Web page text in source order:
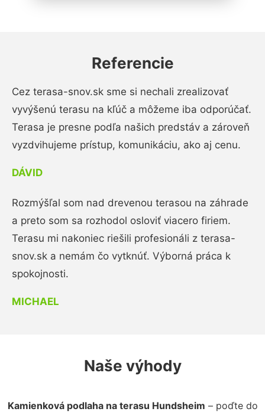
Referencie
Cez terasa-snov.sk sme si nechali zrealizovať
vyvýšenú terasu na kľúč a môžeme iba odporúčať.
Terasa je presne podľa našich predstáv a zároveň
vyzdvihujeme prístup, komunikáciu, ako aj cenu.
DÁVID
Rozmýšľal som nad drevenou terasou na záhrade
a preto som sa rozhodol osloviť viacero firiem.
Terasu mi nakoniec riešili profesionáli z terasa-
snov.sk a nemám čo vytknúť. Výborná práca k
spokojnosti.
MICHAEL
Naše výhody
Kamienková podlaha na terasu Hundsheim – poďte do